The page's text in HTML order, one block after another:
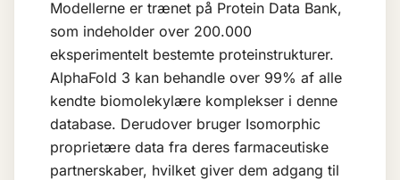
Modellerne er trænet på Protein Data Bank,
som indeholder over 200.000
eksperimentelt bestemte proteinstrukturer.
AlphaFold 3 kan behandle over 99% af alle
kendte biomolekylære komplekser i denne
database. Derudover bruger Isomorphic
proprietære data fra deres farmaceutiske
partnerskaber, hvilket giver dem adgang til